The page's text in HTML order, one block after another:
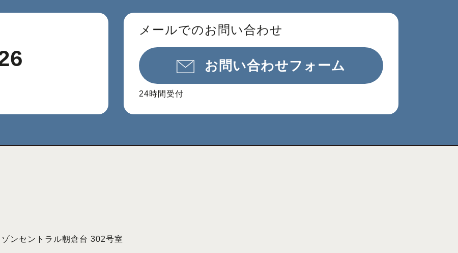
メールでのお問い合わせ
お問い合わせフォーム
24時間受付
ンセントラル朝倉台 302号室